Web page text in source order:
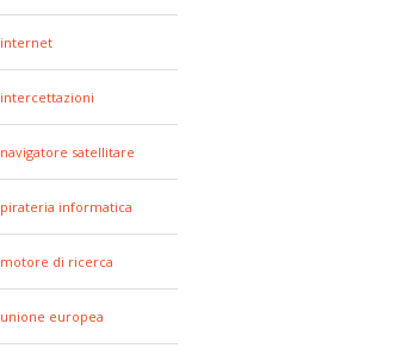
internet
intercettazioni
navigatore satellitare
pirateria informatica
motore di ricerca
unione europea